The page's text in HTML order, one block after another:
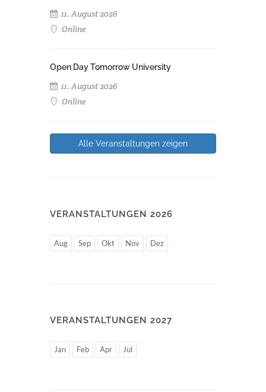
11. August 2026
Online
Open Day Tomorrow University
11. August 2026
Online
Alle Veranstaltungen zeigen
VERANSTALTUNGEN 2026
Aug Sep Okt Nov Dez
VERANSTALTUNGEN 2027
Jan Feb Apr Jul